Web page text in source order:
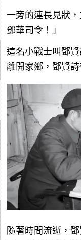
一旁的連長見狀
鄧華司令！」
這名小戰士叫鄧
離開家鄉，鄧賢
隨著時間流逝，